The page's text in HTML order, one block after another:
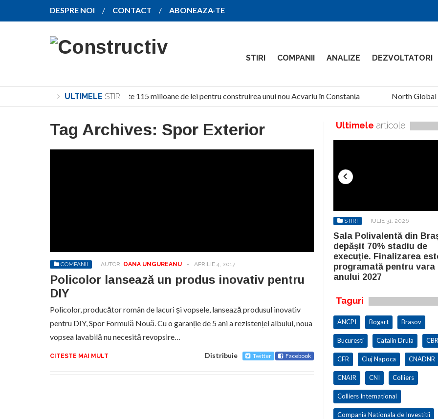
DESPRE NOI CONTACT ABONEAZA-TE
STIRI COMPANII ANALIZE DEZVOLTATORI
ULTIMELE STIRI
Investiție de peste 115 milioane de lei pentru construirea unui nou Acvariu în Constanța North Global
Tag Archives: Spor Exterior
COMPANII AUTOR: OANA UNGUREANU - APRILIE 4, 2017
Policolor lansează un produs inovativ pentru
DIY
Policolor, producător român de lacuri și vopsele, lansează produsul inovativ
pentru DIY, Spor Formulă Nouă. Cu o garanție de 5 ani a rezistenței albului, noua
vopsea lavabilă nu necesită revopsire…
CITESTE MAI MULT Distribuie Twitter Facebook
Ultimele articole
programată pentru vara
anului 2027
STIRI IULIE 31, 2026
Sala Polivalentă din
depășit 70% stadiu de
execuție. Finalizarea
programată pentru vara
anului 2027
Taguri
ANCPI Bogart Brasov
Bucuresti Catalin Drula
CFR Cluj Napoca CNADNR
CNAIR CNI Colliers
Colliers International
Compania Nationala de Investitii